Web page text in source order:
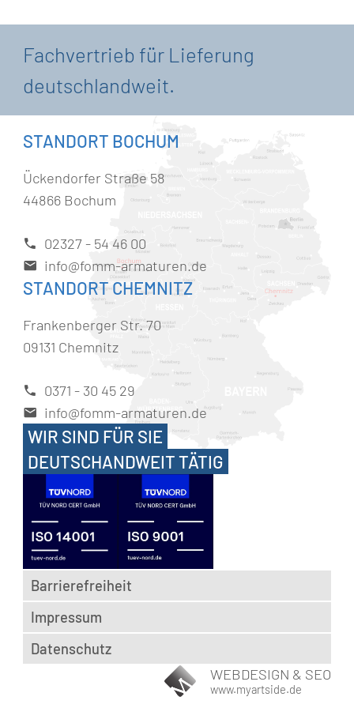
Fachvertrieb für Lieferung
deutschlandweit.
STANDORT BOCHUM
Ückendorfer Straße 58
44866 Bochum
02327 - 54 46 00
info@fomm-armaturen.de
STANDORT CHEMNITZ
Frankenberger Str. 70
09131 Chemnitz
0371 - 30 45 29
info@fomm-armaturen.de
WIR SIND FÜR SIE
DEUTSCHANDWEIT TÄTIG
Barrierefreiheit
Impressum
Datenschutz
WEBDESIGN & SEO
www.myartside.de